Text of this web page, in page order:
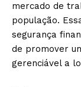
mercado de
população.
segurança
de promover
gerenciável a